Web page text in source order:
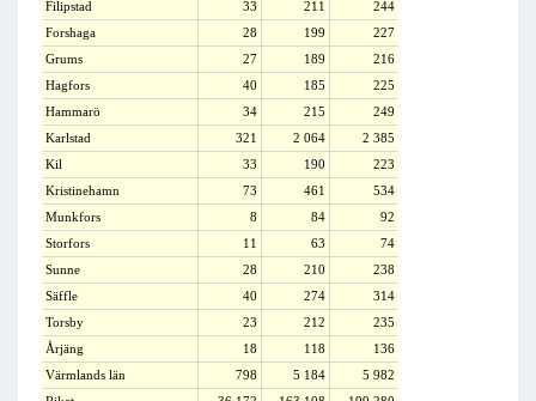
Filipstad
33 211
244
Forshaga
28 199
227
Grums
27 189
216
Hagfors
40 185
225
Hammarö
34 215
249
Karlstad
321 2 064
2 385
Kil
33 190
223
Kristinehamn
73 461
534
Munkfors
8 84
92
Storfors
11 63
74
Sunne
28 210
238
Säffle
40 274
314
Torsby
23 212
235
Årjäng
18 118
136
Värmlands län
798 5 184
5 982